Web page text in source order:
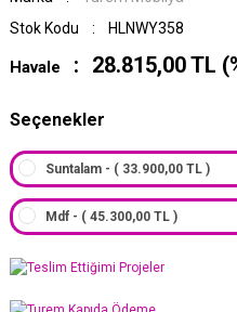
Stok Kodu
HLNWY358
Havale 28.815,00 TL
Seçenekler
Suntalam - ( 33.900,00 TL )
Mdf - ( 45.300,00 TL )